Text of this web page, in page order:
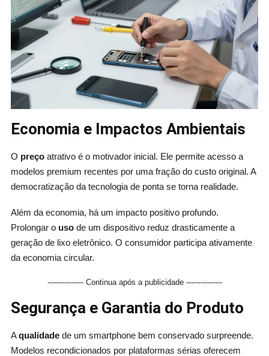
Economia e Impactos Ambientais
O preçoatrativo é o motivador inicial. Ele permite acesso a
modelos premium recentes por uma fração do custo original. A
democratização da tecnologia de ponta se torna realidade.
Além da economia, há um impacto positivo profundo.
Prolongar o usode um dispositivo reduz drasticamente a
geração de lixo eletrônico. O consumidor participa ativamente
da economia circular.
--------------- Continua após a publicidade ---------------
Segurança e Garantia do Produto
Aqualidadede um smartphone bem conservado surpreende.
Modelos recondicionados por plataformas sérias oferecem